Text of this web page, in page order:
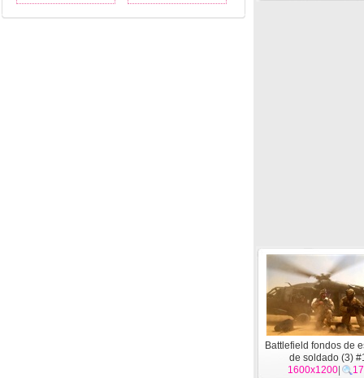
Battlefield fondos de
de soldado (3)
1600x1200